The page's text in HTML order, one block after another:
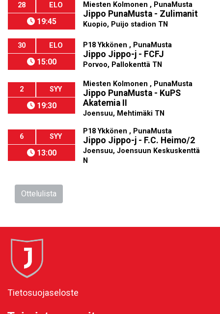
28 ELO
19:45
Miesten Kolmonen , PunaMusta
Jippo PunaMusta - Zulimanit
Kuopio, Puijo stadion TN
30 ELO
15:00
P18 Ykkönen , PunaMusta
Jippo Jippo-j - FCFJ
Porvoo, Pallokenttä TN
2 SYY
19:30
Miesten Kolmonen , PunaMusta
Jippo PunaMusta - KuPS
Akatemia II
Joensuu, Mehtimäki TN
6 SYY
13:00
P18 Ykkönen , PunaMusta
Jippo Jippo-j - F.C. Heimo/2
Joensuu, Joensuun Keskuskenttä
N
Ottelulista
Tietosuojaseloste